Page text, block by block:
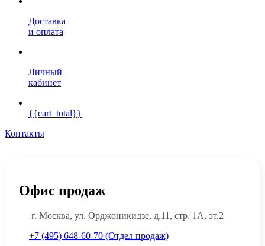
Доставка
и оплата
Личный
кабинет
{{cart_total}}
Контакты
Офис продаж
г. Москва, ул. Орджоникидзе, д.11, стр. 1А, эт.2
+7 (495) 648-60-70 (Отдел продаж)